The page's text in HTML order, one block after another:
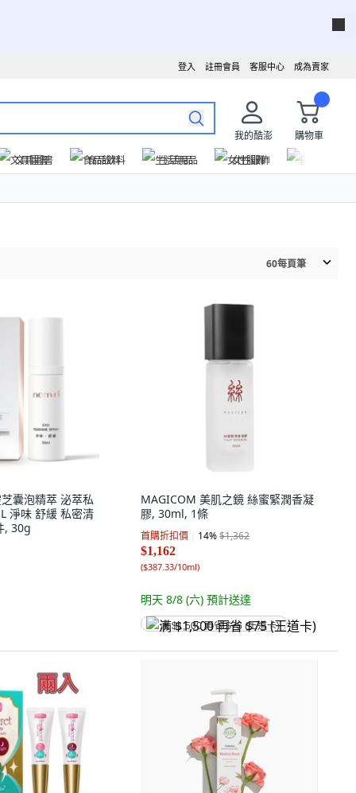
成為賣家
客服中心
註冊會員
登入
我的酷澎
購物車
文具圖書
食品飲料 生活用品 女性服飾
60每頁筆
囊泡精萃 泌萃私
淨味 舒緩 私密清
, 30g
MAGICOM 美肌之鏡 絲蜜緊潤香凝
膠, 30ml, 1條
首購折扣價 14%$1,362
$1,162
($387.33/10ml)
明天 8/8 (六) 預計送達
满 $1,500 再省 $75 (王道卡)